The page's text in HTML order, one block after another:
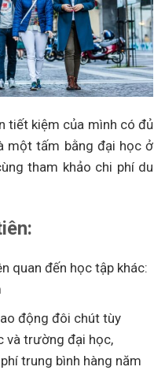
tiết kiệm của mình có đủ
một tấm bằng đại học ở
tham khảo chi phí du
quan đến học tập khác:
động đôi chút tùy
và trường đại học,
trung bình hàng năm